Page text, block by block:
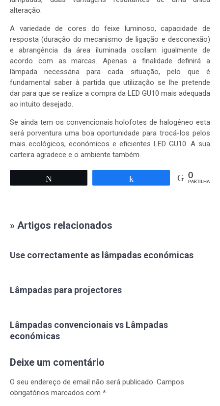
alteração.
A variedade de cores do feixe luminoso, capacidade de
resposta (duração do mecanismo de ligação e desconexão)
e abrangência da área iluminada oscilam igualmente de
acordo com as marcas. Apenas a finalidade definirá a
lâmpada necessária para cada situação, pelo que é
fundamental saber à partida que utilização se lhe pretende
dar para que se realize a compra da LED GU10 mais adequada
ao intuito desejado.
Se ainda tem os convencionais holofotes de halogéneo esta
será porventura uma boa oportunidade para trocá-los pelos
mais ecológicos, económicos e eficientes LED GU10. A sua
carteira agradece e o ambiente também.
0
PARTILHAS
» Artigos relacionados
Use correctamente as lâmpadas económicas
Lâmpadas para projectores
Lâmpadas convencionais vs Lâmpadas
económicas
Deixe um comentário
O seu endereço de email não será publicado. Campos
obrigatórios marcados com *